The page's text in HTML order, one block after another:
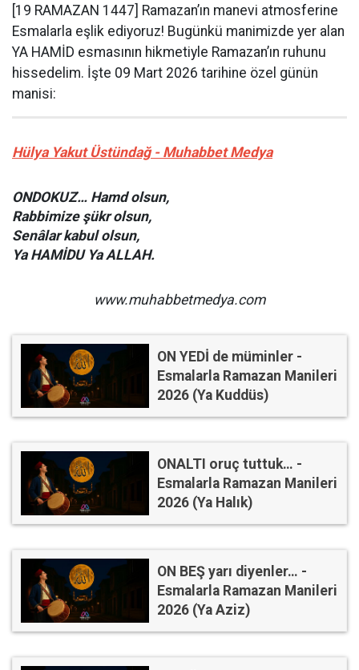
[19 RAMAZAN 1447] Ramazan’ın manevi atmosferine
Esmalarla eşlik ediyoruz! Bugünkü manimizde yer alan
YA HAMİD esmasının hikmetiyle Ramazan’ın ruhunu
hissedelim. İşte 09 Mart 2026 tarihine özel günün
manisi:
Hülya Yakut Üstündağ - Muhabbet Medya
ONDOKUZ… Hamd olsun,
Rabbimize şükr olsun,
Senâlar kabul olsun,
Ya HAMİDU Ya ALLAH.
www.muhabbetmedya.com
ON YEDİ de müminler -
Esmalarla Ramazan Manileri
2026 (Ya Kuddüs)
ONALTI oruç tuttuk… -
Esmalarla Ramazan Manileri
2026 (Ya Halık)
ON BEŞ yarı diyenler… -
Esmalarla Ramazan Manileri
2026 (Ya Aziz)